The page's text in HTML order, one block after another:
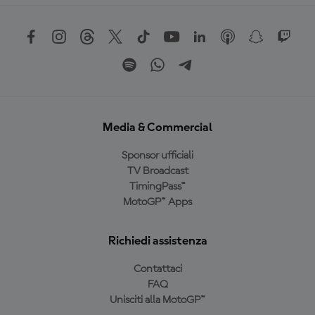
Media & Commercial
Sponsor ufficiali
TV Broadcast
TimingPass™
MotoGP™ Apps
Richiedi assistenza
Contattaci
FAQ
Unisciti alla MotoGP™